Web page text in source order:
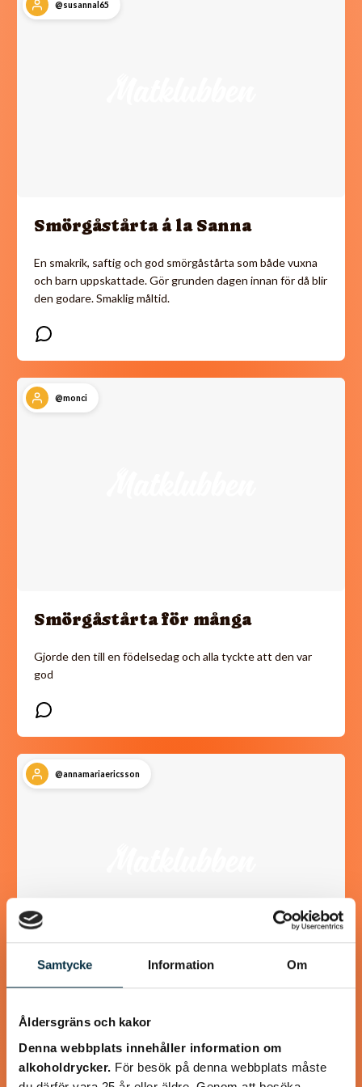
Samtycke Information Om
Åldersgräns och kakor
Denna webbplats innehåller information om
alkoholdrycker. För besök på denna webbplats måste
@susannal65
Smörgåstårta á la Sanna
En smakrik, saftig och god smörgåstårta som både vuxna
och barn uppskattade. Gör grunden dagen innan för då blir
den godare. Smaklig måltid.
@monci
Smörgåstårta för många
Gjorde den till en födelsedag och alla tyckte att den var
god
@annamariaericsson
Smakrik och mustig smörgåstårta